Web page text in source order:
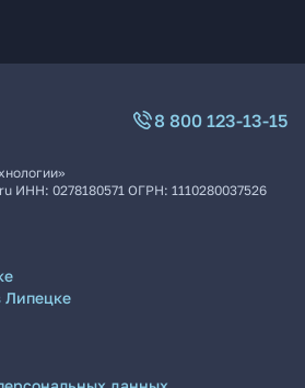
8 800 123-13-15
ИНН: 0278180571 ОГРН: 1110280037526
Липецке